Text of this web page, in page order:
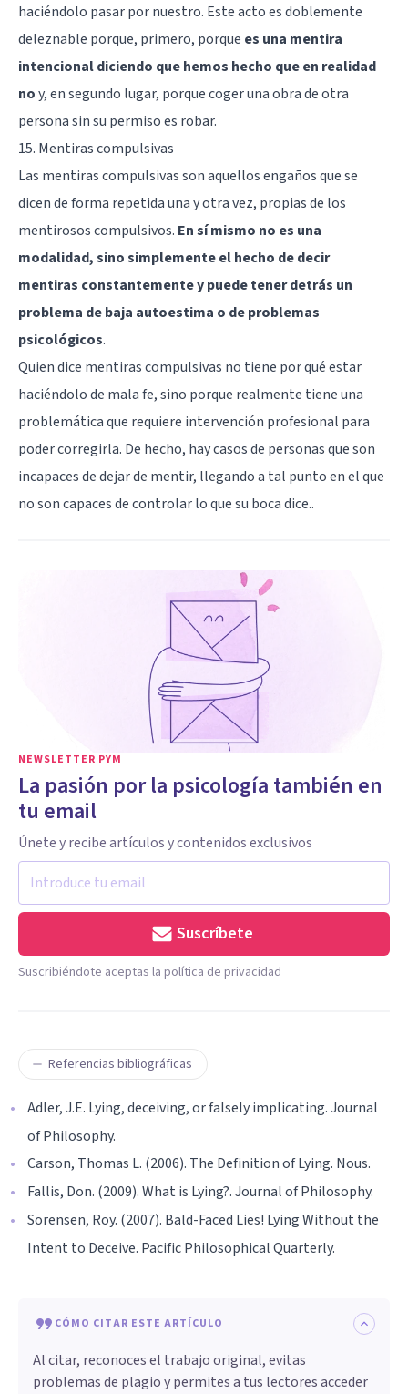
haciéndolo pasar por nuestro. Este acto es doblemente
deleznable porque, primero, porque es una mentira
intencional diciendo que hemos hecho que en realidad
noy, en segundo lugar, porque coger una obra de otra
persona sin su permiso es robar.
15. Mentiras compulsivas
Las mentiras compulsivas son aquellos engaños que se
dicen de forma repetida una y otra vez, propias de los
mentirosos compulsivos. En sí mismo no es una
modalidad, sino simplemente el hecho de decir
mentiras constantemente y puede tener detrás un
problema de baja autoestima o de problemas
psicológicos.
Quien dice mentiras compulsivas no tiene por qué estar
haciéndolo de mala fe, sino porque realmente tiene una
problemática que requiere intervención profesional para
poder corregirla. De hecho, hay casos de personas que son
incapaces de dejar de mentir, llegando a tal punto en el que
no son capaces de controlar lo que su boca dice..
NEWSLETTER PYM
La pasión por la psicología también en
tu email
Únete y recibe artículos y contenidos exclusivos
Suscríbete
Suscribiéndote aceptas la política de privacidad
Referencias bibliográficas
Adler, J.E. Lying, deceiving, or falsely implicating. Journal
of Philosophy.
Carson, Thomas L. (2006). The Definition of Lying. Nous.
Fallis, Don. (2009). What is Lying?. Journal of Philosophy.
Sorensen, Roy. (2007). Bald-Faced Lies! Lying Without the
Intent to Deceive. Pacific Philosophical Quarterly.
CÓMO CITAR ESTE ARTÍCULO
Al citar, reconoces el trabajo original, evitas
problemas de plagio y permites a tus lectores acceder